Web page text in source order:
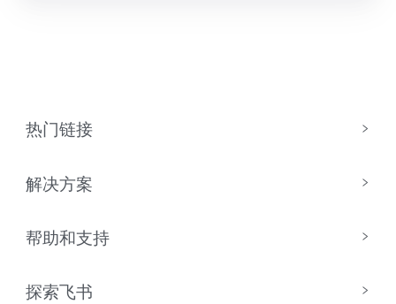
热门链接
解决方案
帮助和支持
探索飞书